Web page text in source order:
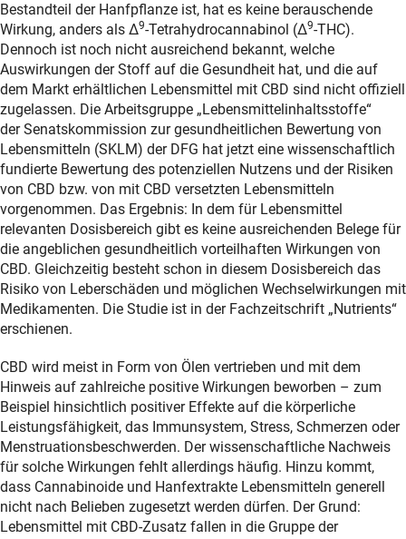
Bestandteil der Hanfpflanze ist, hat es keine berauschende
Wirkung, anders als Δ9-Tetrahydrocannabinol (Δ9-THC).
Dennoch ist noch nicht ausreichend bekannt, welche
Auswirkungen der Stoff auf die Gesundheit hat, und die auf
dem Markt erhältlichen Lebensmittel mit CBD sind nicht offiziell
zugelassen. Die Arbeitsgruppe „Lebensmittelinhaltsstoffe“
der Senatskommission zur gesundheitlichen Bewertung von
Lebensmitteln (SKLM) der DFG hat jetzt eine wissenschaftlich
fundierte Bewertung des potenziellen Nutzens und der Risiken
von CBD bzw. von mit CBD versetzten Lebensmitteln
vorgenommen. Das Ergebnis: In dem für Lebensmittel
relevanten Dosisbereich gibt es keine ausreichenden Belege für
die angeblichen gesundheitlich vorteilhaften Wirkungen von
CBD. Gleichzeitig besteht schon in diesem Dosisbereich das
Risiko von Leberschäden und möglichen Wechselwirkungen mit
Medikamenten. Die Studie ist in der Fachzeitschrift „Nutrients“
erschienen.
CBD wird meist in Form von Ölen vertrieben und mit dem
Hinweis auf zahlreiche positive Wirkungen beworben – zum
Beispiel hinsichtlich positiver Effekte auf die körperliche
Leistungsfähigkeit, das Immunsystem, Stress, Schmerzen oder
Menstruationsbeschwerden. Der wissenschaftliche Nachweis
für solche Wirkungen fehlt allerdings häufig. Hinzu kommt,
dass Cannabinoide und Hanfextrakte Lebensmitteln generell
nicht nach Belieben zugesetzt werden dürfen. Der Grund:
Lebensmittel mit CBD-Zusatz fallen in die Gruppe der